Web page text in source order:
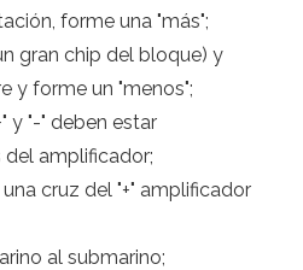
forme una "más";
gran chip del bloque) y
y forme un "menos";
y "-" deben estar
amplificador;
cruz del "+" amplificador
al submarino;